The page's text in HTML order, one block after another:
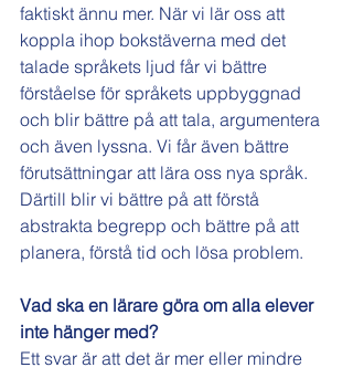
faktiskt ännu mer. När vi lär oss att
koppla ihop bokstäverna med det
talade språkets ljud får vi bättre
förståelse för språkets uppbyggnad
och blir bättre på att tala, argumentera
och även lyssna. Vi får även bättre
förutsättningar att lära oss nya språk.
Därtill blir vi bättre på att förstå
abstrakta begrepp och bättre på att
planera, förstå tid och lösa problem.
Vad ska en lärare göra om alla elever
inte hänger med?
Ett svar är att det är mer eller mindre